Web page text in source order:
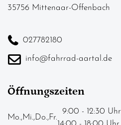
35756 Mittenaar-Offenbach
027782180
info@fahrrad-aartal.de
Öffnungszeiten
Mo.,Mi.,Do.,Fr.
9:00 - 12:30 Uhr